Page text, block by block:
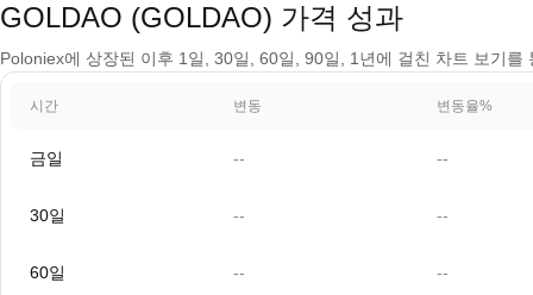
GOLDAO (GOLDAO) 가격 성과
Poloniex에 상장된 이후 1일, 30일, 60일, 90일, 1년에 걸친 차트 보기
시간 변동 변동율%
금일 -- --
30일 -- --
60일 -- --